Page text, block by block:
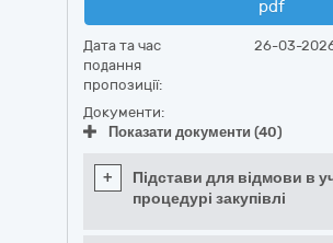
pdf
Дата та час
подання
пропозиції:
26-03-
Документи:
Показати документи (40)
+
Підстави для відмови в
процедурі закупівлі